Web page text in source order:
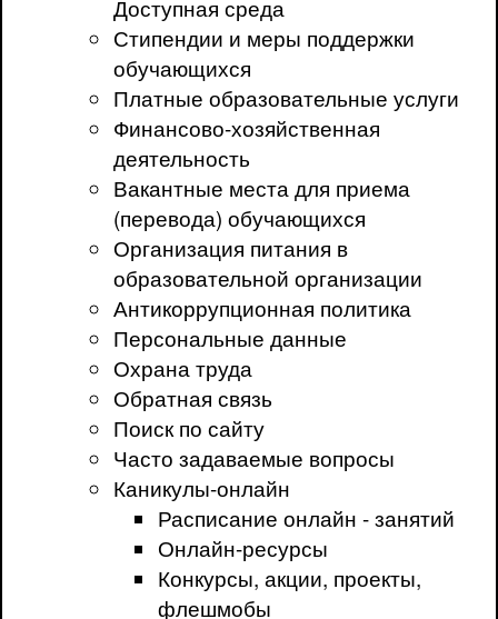
Доступная среда
Стипендии и меры поддержки
обучающихся
Платные образовательные услуги
Финансово-хозяйственная
деятельность
Вакантные места для приема
(перевода) обучающихся
Организация питания в
образовательной организации
Антикоррупционная политика
Персональные данные
Охрана труда
Обратная связь
Поиск по сайту
Часто задаваемые вопросы
Каникулы-онлайн
Расписание онлайн - занятий
Онлайн-ресурсы
Конкурсы, акции, проекты,
флешмобы